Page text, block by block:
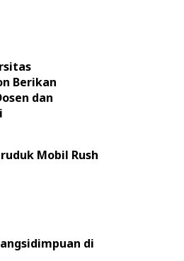
Berikan
dan
Mobil Rush
di